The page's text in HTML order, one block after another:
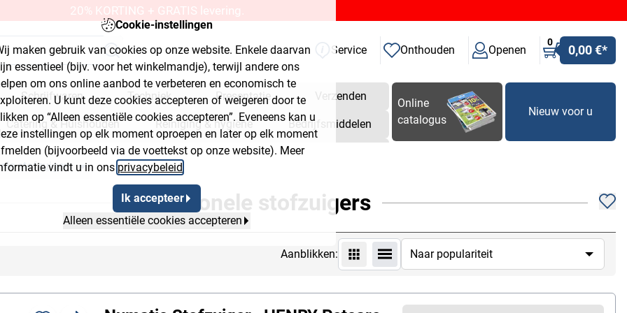
Cookie-instellingen
maken gebruik van cookies op onze website. Enkele daarvan
essentieel (bijv. voor het winkelmandje), terwijl andere ons
om ons online aanbod te verbeteren en economisch te
U kunt deze cookies accepteren of weigeren door te
op “Alleen essentiële cookies accepteren”. Eveneens kan u
instellingen op elk moment oproepen en later op elk moment
(bijvoorbeeld via de voettekst op onze website). Meer
vindt u in ons privacybeleid
Ik accepteer
Alleen essentiële cookies accepteren
20% KORTING + GRATIS levering.
Service Onthouden Openen
0
0,00 €*
Schrijfwaren Techniek Presentatie Verzenden
Catering & Huishouden Reiniging & hygiëne Bedrijfsmiddelen
& bouwmarkt
Online
catalogus
Nieuw voor u
Button 2
stofzuigers Breadcrumb Flyout Button 3
Traditionele stofzuigers
Aanblikken: